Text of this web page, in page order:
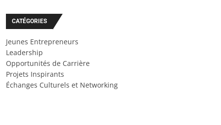
CATÉGORIES
Jeunes Entrepreneurs
Leadership
Opportunités de Carrière
Projets Inspirants
Échanges Culturels et Networking